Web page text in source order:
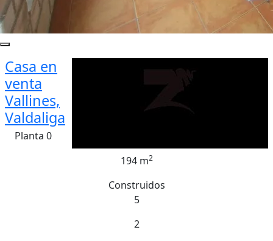
Casa en
venta
Vallines,
Valdaliga
Planta 0
194 m2
Construidos
5
2